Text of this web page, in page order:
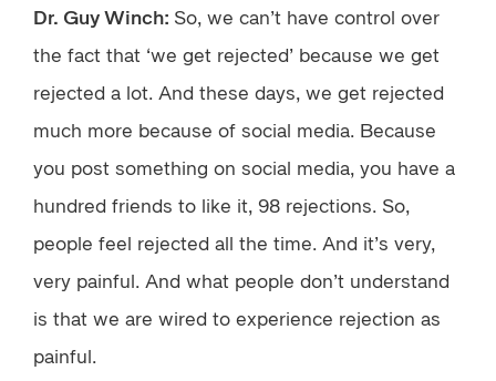
Dr. Guy Winch: So, we can’t have control over
the fact that ‘we get rejected’ because we get
rejected a lot. And these days, we get rejected
much more because of social media. Because
you post something on social media, you have a
hundred friends to like it, 98 rejections. So,
people feel rejected all the time. And it’s very,
very painful. And what people don’t understand
is that we are wired to experience rejection as
painful.